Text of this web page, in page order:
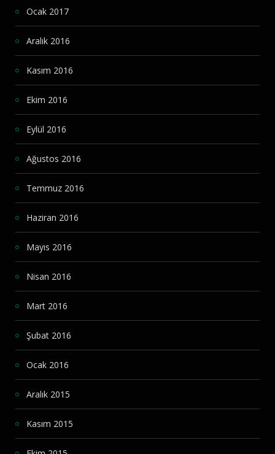
Ocak 2017
Aralık 2016
Kasım 2016
Ekim 2016
Eylül 2016
Ağustos 2016
Temmuz 2016
Haziran 2016
Mayıs 2016
Nisan 2016
Mart 2016
Şubat 2016
Ocak 2016
Aralık 2015
Kasım 2015